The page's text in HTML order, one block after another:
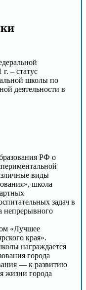
– статус
школы по
деятельности в
РФ о
виды
школа
задач в
непрерывного
«Лучшее
края».
награждается
города
— к развитию
жизни города